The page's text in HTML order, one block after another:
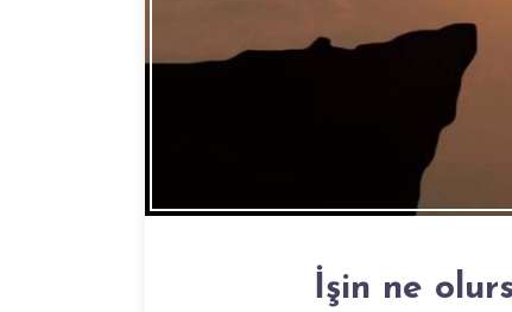
İşin ne